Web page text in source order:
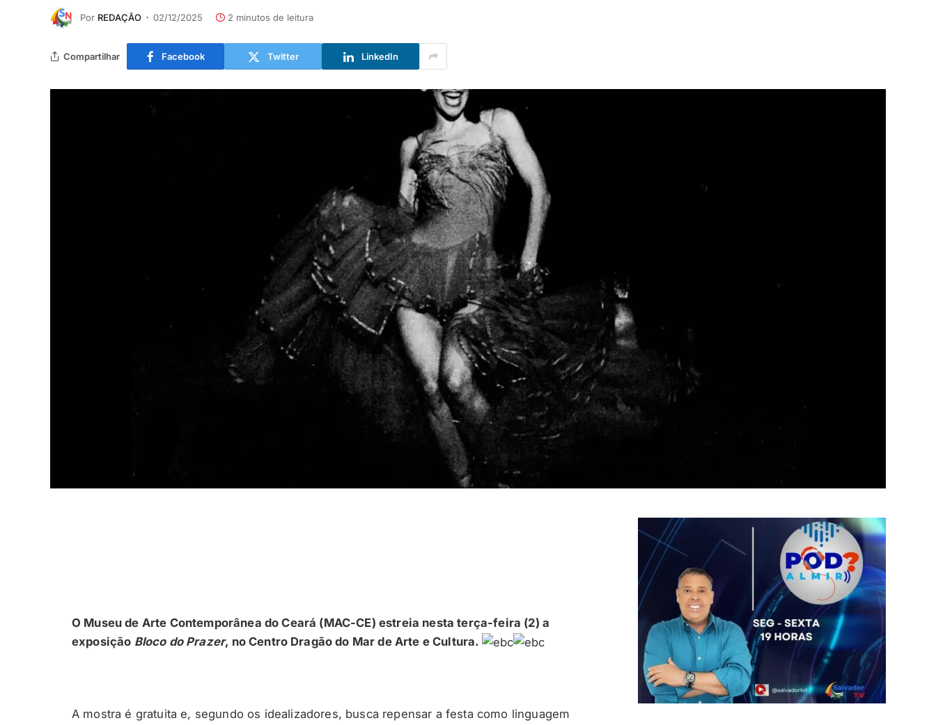
Por REDAÇÃO 02/12/2025 2 minutos de leitura
Compartilhar Facebook Twitter LinkedIn
O Museu de Arte Contemporânea do Ceará (MAC-CE) estreia nesta terça-feira (2) a
exposição Bloco do Prazer, no Centro Dragão do Mar de Arte e Cultura.
A mostra é gratuita e, segundo os idealizadores, busca repensar a festa como linguagem